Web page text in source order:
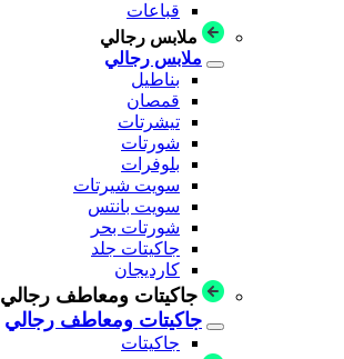
قباعات
ملابس رجالي
ملابس رجالي
بناطيل
قمصان
تيشرتات
شورتات
بلوفرات
سويت شيرتات
سويت بانتس
شورتات بحر
جاكيتات جلد
كارديجان
جاكيتات ومعاطف رجالي
جاكيتات ومعاطف رجالي
جاكيتات